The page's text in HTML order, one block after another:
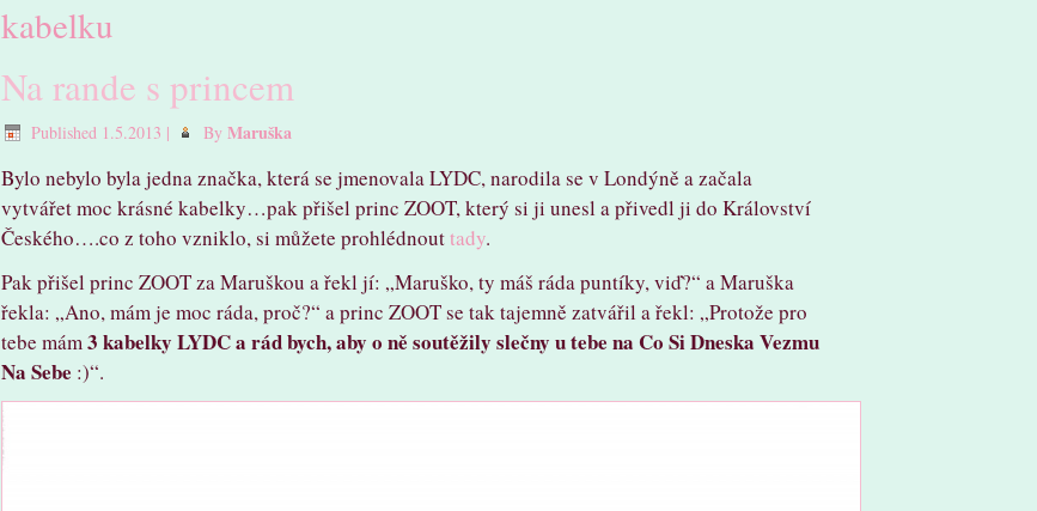
kabelku
Na rande s princem
Published 1.5.2013 | By Maruška
Bylo nebylo byla jedna značka, která se jmenovala LYDC, narodila se v Londýně a začala
vytvářet moc krásné kabelky…pak přišel princ ZOOT, který si ji unesl a přivedl ji do Království
Českého….co z toho vzniklo, si můžete prohlédnouttady.
Pak přišel princ ZOOT za Maruškou a řekl jí: „Maruško, ty máš ráda puntíky, viď?“ a Maruška
řekla: „Ano, mám je moc ráda, proč?“ a princ ZOOT se tak tajemně zatvářil a řekl: „Protože pro
tebe mám3 kabelky LYDC a rád bych, aby o ně soutěžily slečny u tebe na Co Si Dneska Vezmu
Na Sebe :)“.